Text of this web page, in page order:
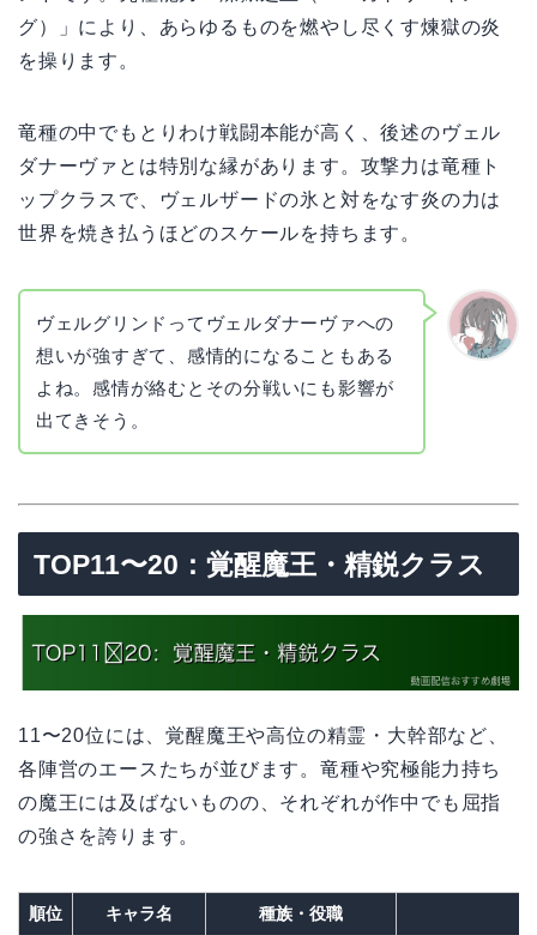
グ）」により、あらゆるものを燃やし尽くす煉獄の炎
を操ります。
竜種の中でもとりわけ戦闘本能が高く、後述のヴェル
ダナーヴァとは特別な縁があります。攻撃力は竜種ト
ップクラスで、ヴェルザードの氷と対をなす炎の力は
世界を焼き払うほどのスケールを持ちます。
ヴェルグリンドってヴェルダナーヴァへの
想いが強すぎて、感情的になることもある
よね。感情が絡むとその分戦いにも影響が
出てきそう。
TOP11〜20：覚醒魔王・精鋭クラス
11〜20位には、覚醒魔王や高位の精霊・大幹部など、
各陣営のエースたちが並びます。竜種や究極能力持ち
の魔王には及ばないものの、それぞれが作中でも屈指
の強さを誇ります。
順位 キャラ名 種族・役職